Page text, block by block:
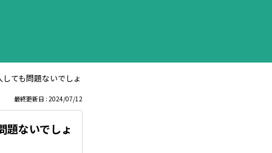
ても問題ないでしょうか？
最終更新日 : 2024/07/12
題ないでしょ